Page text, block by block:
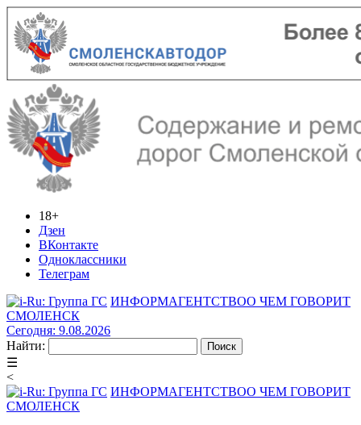
18+
Дзен
ВКонтакте
Одноклассники
Телеграм
ИНФОРМАГЕНТСТВОО ЧЕМ ГОВОРИТ
СМОЛЕНСК
Сегодня: 9.08.2026
Найти:
☰
<
ИНФОРМАГЕНТСТВОО ЧЕМ ГОВОРИТ
СМОЛЕНСК